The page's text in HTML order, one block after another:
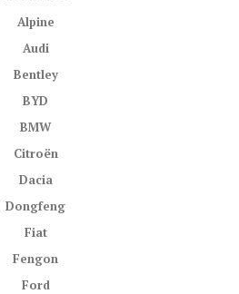
Alpine
Audi
Bentley
BYD
BMW
Citroën
Dacia
Dongfeng
Fiat
Fengon
Ford